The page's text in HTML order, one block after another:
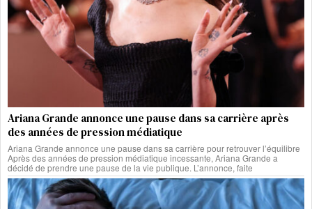
Ariana Grande annonce une pause dans sa carrière après
des années de pression médiatique
Ariana Grande annonce une pause dans sa carrière pour retrouver l’équilibre
Après des années de pression médiatique incessante, Ariana Grande a
décidé de prendre une pause de la vie publique. L’annonce, faite